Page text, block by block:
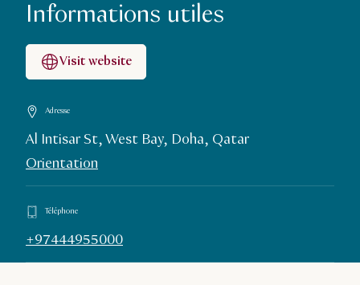
Informations utiles
Visit website
Adresse
Al Intisar St, West Bay, Doha, Qatar
Orientation
Téléphone
+97444955000